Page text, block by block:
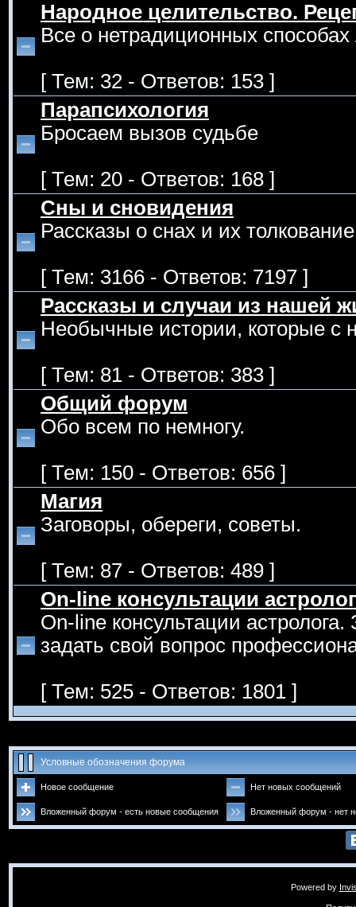
Народное целительство.
Все о нетрадиционных способах
[ Тем: 32 - Ответов: 153 ]
Парапсихология
Бросаем вызов судьбе
[ Тем: 20 - Ответов: 168 ]
Сны и сновидения
Рассказы о снах и их
[ Тем: 3166 - Ответов: 7197 ]
Рассказы и случаи из нашей
Необычные истории, которые с
[ Тем: 81 - Ответов: 383 ]
Общий форум
Обо всем по немногу.
[ Тем: 150 - Ответов: 656 ]
Магия
Заговоры, обереги, советы.
[ Тем: 87 - Ответов: 489 ]
On-line консультации
On-line консультации
задать свой вопрос
[ Тем: 525 - Ответов: 1801 ]
Условные обозначения форума
Новое сообщение Нет новых сообщений
Вложенный форум - есть новые сообщения Вложенный форум - нет
Powered by